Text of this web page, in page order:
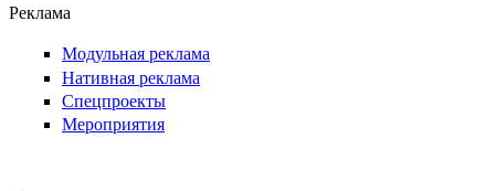
Реклама
Модульная реклама
Нативная реклама
Спецпроекты
Мероприятия